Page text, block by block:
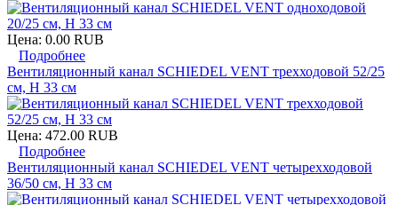
Цена: 0.00 RUB
Подробнее
Вентиляционный канал SCHIEDEL VENT трехходовой 52/25
см, H 33 см
Цена: 472.00 RUB
Подробнее
Вентиляционный канал SCHIEDEL VENT четырехходовой
36/50 см, H 33 см